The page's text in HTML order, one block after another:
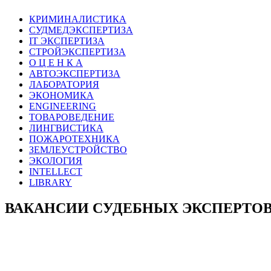
КРИМИНАЛИСТИКА
СУДМЕДЭКСПЕРТИЗА
IT ЭКСПЕРТИЗА
СТРОЙЭКСПЕРТИЗА
О Ц Е Н К А
АВТОЭКСПЕРТИЗА
ЛАБОРАТОРИЯ
ЭКОНОМИКА
ENGINEERING
ТОВАРОВЕДЕНИЕ
ЛИНГВИСТИКА
ПОЖАРОТЕХНИКА
ЗЕМЛЕУСТРОЙСТВО
ЭКОЛОГИЯ
INTELLECT
LIBRARY
ВАКАНСИИ СУДЕБНЫХ